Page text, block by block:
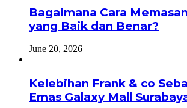
Bagaimana Cara
yang Baik dan Benar?
June 20, 2026
Kelebihan Frank & co
Emas Galaxy Mall